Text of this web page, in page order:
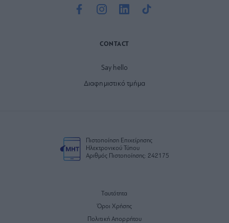
CONTACT
Say hello
Διαφημιστικό τμήμα
Πιστοποίηση Επιχείρησης
Ηλεκτρονικού Τύπου
Αριθμός Πιστοποίησης: 242175
Ταυτότητα
Όροι Χρήσης
Πολιτική Απορρήτου